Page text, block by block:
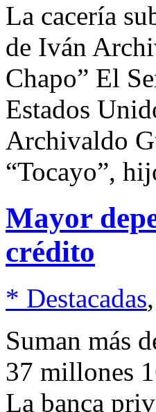
La cacería
de Iván
Chapo” El
Estados
Archivaldo
“Tocayo”,
Mayor
crédito
* Destacadas,
Suman más
37 millones
La banca